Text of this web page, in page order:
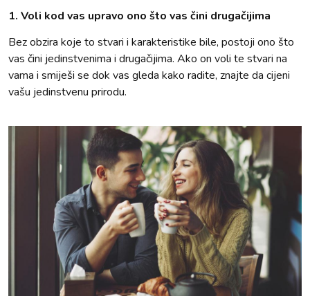
1. Voli kod vas upravo ono što vas čini drugačijima
Bez obzira koje to stvari i karakteristike bile, postoji ono što
vas čini jedinstvenima i drugačijima. Ako on voli te stvari na
vama i smiješi se dok vas gleda kako radite, znajte da cijeni
vašu jedinstvenu prirodu.